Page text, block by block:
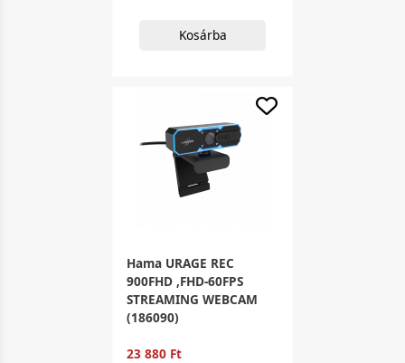
Kosárba
Hama URAGE REC
900FHD ,FHD-60FPS
STREAMING WEBCAM
(186090)
23 880 Ft